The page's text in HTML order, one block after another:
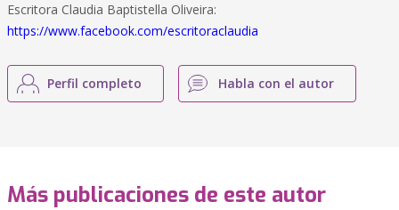
Escritora Claudia Baptistella Oliveira:
https://www.facebook.com/escritoraclaudia
Perfil completo Habla con el autor
Más publicaciones de este autor